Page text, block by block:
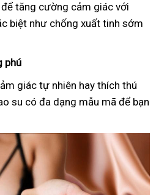
tăng cường cảm giác với
biệt như chống xuất tinh sớm
phú
giác tự nhiên hay thích thú
su có đa dạng mẫu mã để bạn